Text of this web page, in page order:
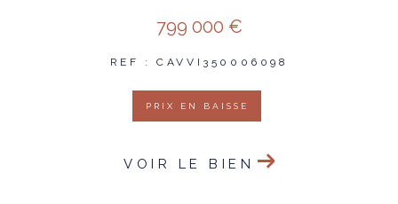
799 000 €
REF : CAVVI350006098
PRIX EN BAISSE
VOIR LE BIEN